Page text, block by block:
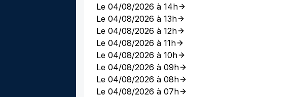
Le 04/08/2026 à 14h
Le 04/08/2026 à 13h
Le 04/08/2026 à 12h
Le 04/08/2026 à 11h
Le 04/08/2026 à 10h
Le 04/08/2026 à 09h
Le 04/08/2026 à 08h
Le 04/08/2026 à 07h